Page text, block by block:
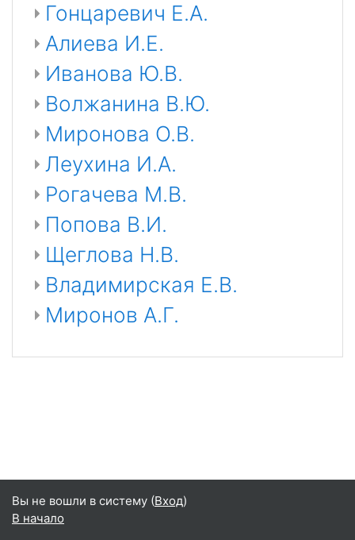
Гонцаревич Е.А.
Алиева И.Е.
Иванова Ю.В.
Волжанина В.Ю.
Миронова О.В.
Леухина И.А.
Рогачева М.В.
Попова В.И.
Щеглова Н.В.
Владимирская Е.В.
Миронов А.Г.
Вы не вошли в систему (Вход)
В начало